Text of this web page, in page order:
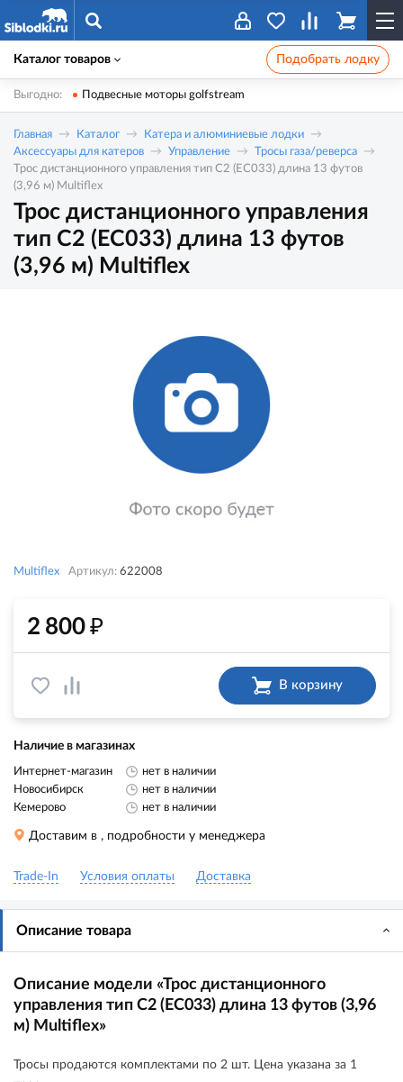
Каталог товаров Подобрать лодку
Выгодно: Подвесные моторы golfstream
Главная Каталог
Катера и алюминиевые лодки
Аксессуары для катеров
Управление
Тросы газа/реверса
Трос дистанционного управления тип C2 (EC033) длина 13 футов
(3,96 м) Multiflex
Трос дистанционного управления
тип C2 (EC033) длина 13 футов
(3,96 м) Multiflex
Multiflex Артикул: 622008
2 800₽
В корзину
Наличие в магазинах
Интернет-магазин
нет в наличии
Новосибирск
нет в наличии
Кемерово
нет в наличии
Доставим в , подробности у менеджера
Trade-In Условия оплаты Доставка
Описание товара
Описание модели «Трос дистанционного
управления тип C2 (EC033) длина 13 футов (3,96
м) Multiflex»
Тросы продаются комплектами по 2 шт. Цена указана за 1